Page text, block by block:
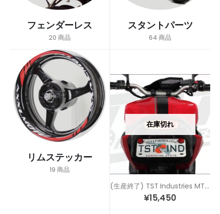
フェンダーレス
20 商品
スタントパーツ
64 商品
リムステッカー
19 商品
在庫切れ
(生産終了) TST Industries MT-09 (14-16) ウィンカー内蔵 LEDテールライト
¥15,450